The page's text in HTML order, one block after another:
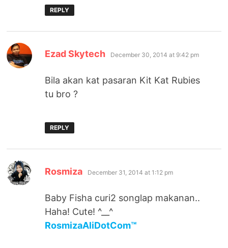
REPLY
Ezad Skytech says:
December 30, 2014 at 9:42 pm
Bila akan kat pasaran Kit Kat Rubies
tu bro ?
REPLY
Rosmiza says:
December 31, 2014 at 1:12 pm
Baby Fisha curi2 songlap makanan..
Haha! Cute! ^__^
RosmizaAliDotCom™